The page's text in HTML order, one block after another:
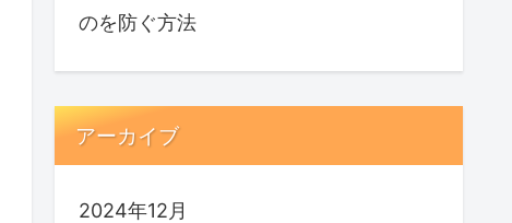
のを防ぐ方法
アーカイブ
2024年12月